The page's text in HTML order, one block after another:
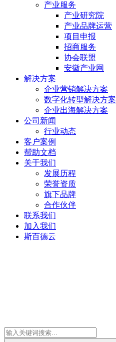
产业服务
产业研究院
产业品牌运营
项目申报
招商服务
协会联盟
安徽产业网
解决方案
企业营销解决方案
数字化转型解决方案
企业出海解决方案
公司新闻
行业动态
客户案例
帮助文档
关于我们
发展历程
荣誉资质
旗下品牌
合作伙伴
联系我们
加入我们
斯百德云